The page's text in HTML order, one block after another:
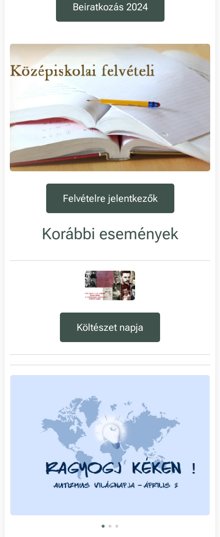
Beiratkozás 2024
Felvételre jelentkezők
Korábbi események
Költészet napja